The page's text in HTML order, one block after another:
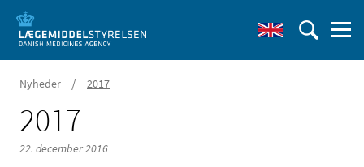
Nyheder / 2017
2017
22. december 2016